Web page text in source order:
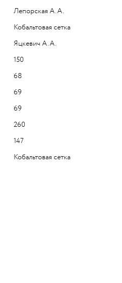
Лепорская А.А.
Кобальтовая сетка
Яцкевич А.А.
150
68
69
69
260
147
Кобальтовая сетка